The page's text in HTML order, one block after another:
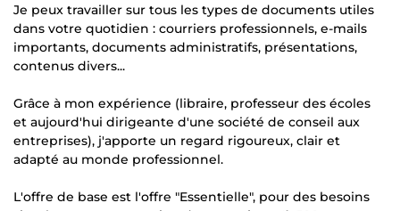
Je peux travailler sur tous les types de documents utiles
dans votre quotidien : courriers professionnels, e-mails
importants, documents administratifs, présentations,
contenus divers...
Grâce à mon expérience (libraire, professeur des écoles
et aujourd'hui dirigeante d'une société de conseil aux
entreprises), j'apporte un regard rigoureux, clair et
adapté au monde professionnel.
L'offre de base est l'offre "Essentielle", pour des besoins